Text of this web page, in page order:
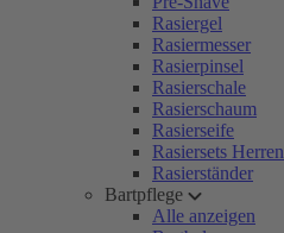
Rasiergel
Rasiermesser
Rasierpinsel
Rasierschale
Rasierschaum
Rasierseife
Rasiersets Herren
Rasierständer
Bartpflege
Alle anzeigen